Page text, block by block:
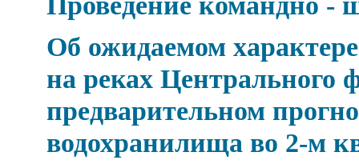
Об ожидаемом характере
на реках Центрального
предварительном
водохранилища во 2-м